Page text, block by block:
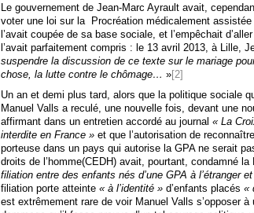
Le gouvernement de Jean-Marc Ayrault avait,
voter une loi sur la Procréation médicalement assistée
l’avait coupée de sa base sociale, et l’empêchait
l’avait parfaitement compris : le 13 avril 2013, à Lille,
suspendre la discussion de ce texte sur le mariage
chose, la lutte contre le chômage… »[2]
Un an et demi plus tard, alors que la politique sociale
Manuel Valls a reculé, une nouvelle fois, devant une
affirmant dans un entretien accordé au journal « La
interdite en France »et que l’autorisation de
porteuse dans un pays qui autorise la GPA ne serait
droits de l’homme(CEDH) avait, pourtant, condamné
filiation entre des enfants nés d’une GPA à l’étranger
filiation porte atteinte « à l’identité »d’enfants placés «
est extrêmement rare de voir Manuel Valls s’opposer